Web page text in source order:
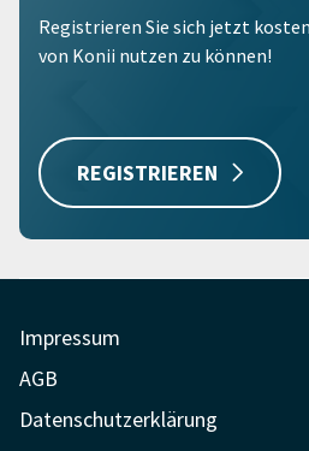
Registrieren Sie sich jetzt
von Konii nutzen zu können!
REGISTRIEREN
Impressum
AGB
Datenschutzerklärung